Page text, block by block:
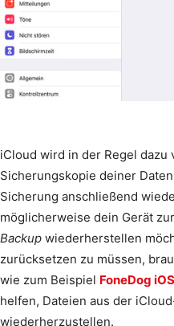
iCloud wird in der Regel dazu
Sicherungskopie deiner
Sicherung anschließend
möglicherweise dein Gerät
Backup wiederherstellen
zurücksetzen zu müssen,
wie zum Beispiel FoneDog
helfen, Dateien aus der
wiederherzustellen.